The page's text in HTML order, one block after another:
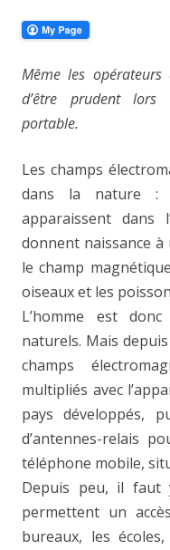
Même les
d’être prudent lors
portable.
Les champs
dans la nature :
apparaissent dans
donnent naissance à
le champ
oiseaux et les
L’homme est
naturels. Mais
champs
multipliés avec
pays développés,
d’antennes-relais
téléphone mobile,
Depuis peu, il faut
permettent un
bureaux, les